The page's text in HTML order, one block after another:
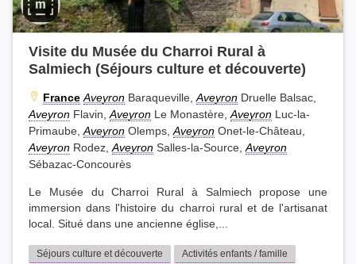
Visite du Musée du Charroi Rural à
Salmiech (Séjours culture et découverte)
France Aveyron Baraqueville, Aveyron Druelle Balsac,
Aveyron Flavin, Aveyron Le Monastère, Aveyron Luc-la-
Primaube, Aveyron Olemps, Aveyron Onet-le-Château,
Aveyron Rodez, Aveyron Salles-la-Source, Aveyron
Sébazac-Concourès
Le Musée du Charroi Rural à Salmiech propose une
immersion dans l'histoire du charroi rural et de l'artisanat
local. Situé dans une ancienne église,...
Séjours culture et découverte
Activités enfants / famille